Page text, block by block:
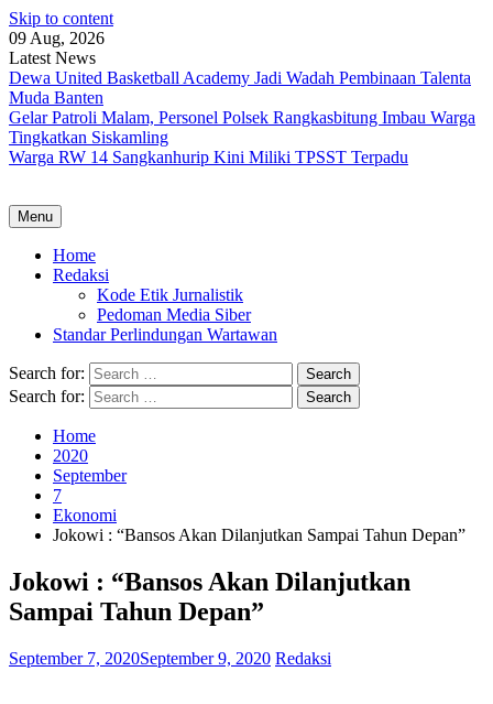
Skip to content
09 Aug, 2026
Latest News
Dewa United Basketball Academy Jadi Wadah Pembinaan Talenta
Muda Banten
Gelar Patroli Malam, Personel Polsek Rangkasbitung Imbau Warga
Tingkatkan Siskamling
Warga RW 14 Sangkanhurip Kini Miliki TPSST Terpadu
Menu
Home
Redaksi
Kode Etik Jurnalistik
Pedoman Media Siber
Standar Perlindungan Wartawan
Search for:
Search for:
Home
2020
September
7
Ekonomi
Jokowi : “Bansos Akan Dilanjutkan Sampai Tahun Depan”
Jokowi : “Bansos Akan Dilanjutkan
Sampai Tahun Depan”
September 7, 2020September 9, 2020 Redaksi